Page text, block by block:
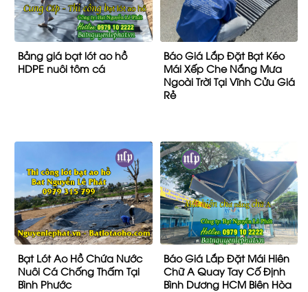
Bảng giá bạt lót ao hồ
HDPE nuôi tôm cá
Báo Giá Lắp Đặt Bạt Kéo
Mái Xếp Che Nắng Mưa
Ngoài Trời Tại Vĩnh Cửu Giá
Rẻ
Bạt Lót Ao Hồ Chứa Nước
Nuôi Cá Chống Thấm Tại
Bình Phước
Báo Giá Lắp Đặt Mái Hiên
Chữ A Quay Tay Cố Định
Bình Dương HCM Biên Hòa